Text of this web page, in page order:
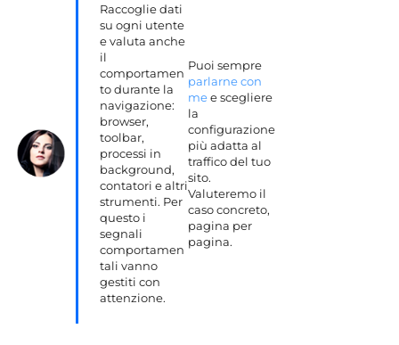
Raccoglie dati
su ogni utente
e valuta anche
il
comportamen
to durante la
navigazione:
browser,
toolbar,
processi in
background,
contatori e altri
strumenti. Per
questo i
segnali
comportamen
tali vanno
gestiti con
attenzione.
Puoi sempre
parlarne con
mee scegliere
la
configurazione
più adatta al
traffico del tuo
sito.
Valuteremo il
caso concreto,
pagina per
pagina.